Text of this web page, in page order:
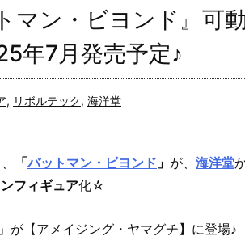
マン・ビヨンド』可
年7月発売予定♪
, リボルテック, 海洋堂
「バットマン・ビヨンド 」 が、 海洋堂
フィギュア化☆
が【アメイジング・ヤマグチ】に登場♪